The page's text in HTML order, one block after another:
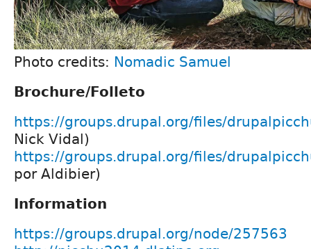
Photo credits: Nomadic Samuel
Brochure/Folleto
https://groups.drupal.org/files/
Nick Vidal)
https://groups.drupal.org/files/
por Aldibier)
Information
https://groups.drupal.org/node/257563